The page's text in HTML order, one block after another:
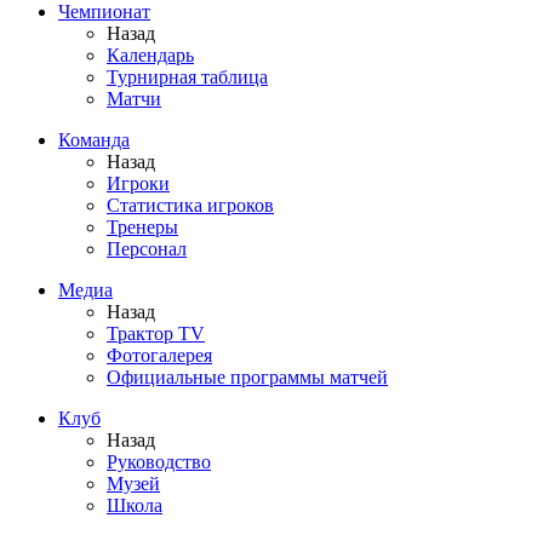
Чемпионат
Назад
Календарь
Турнирная таблица
Матчи
Команда
Назад
Игроки
Статистика игроков
Тренеры
Персонал
Медиа
Назад
Трактор TV
Фотогалерея
Официальные программы матчей
Клуб
Назад
Руководство
Музей
Школа